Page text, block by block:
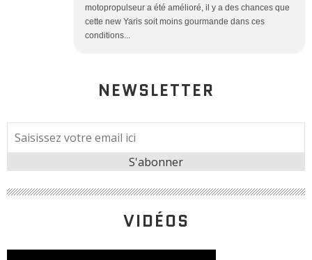
motopropulseur a été amélioré, il y a des chances que
cette new Yaris soit moins gourmande dans ces
conditions...
NEWSLETTER
VIDÉOS